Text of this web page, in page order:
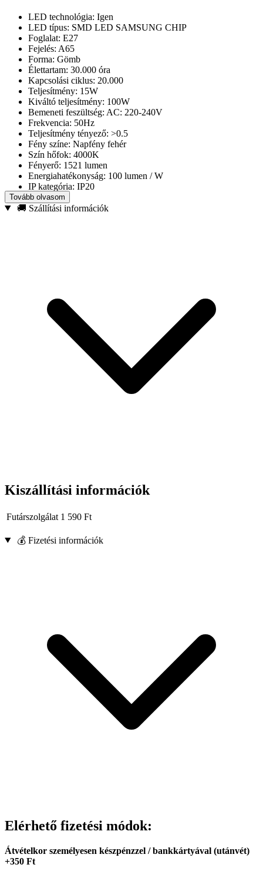
LED technológia: Igen
LED típus: SMD LED SAMSUNG CHIP
Foglalat: E27
Fejelés: A65
Forma: Gömb
Élettartam: 30.000 óra
Kapcsolási ciklus: 20.000
Teljesítmény: 15W
Kiváltó teljesítmény: 100W
Bemeneti feszültség: AC: 220-240V
Frekvencia: 50Hz
Teljesítmény tényező: >0.5
Fény színe: Napfény fehér
Szín hőfok: 4000K
Fényerő: 1521 lumen
Energiahatékonyság: 100 lumen / W
IP kategória: IP20
Szín visszaadási index ( CRI ): >80
Sugárzási szög: 200°
EAN kód: 3800157627733
Termék / doboz: 1 db
Súly / doboz: 88 g
Gyártó: V-TAC
Tovább olvasom
🚚 Szállítási információk
Kiszállítási információk
Futárszolgálat 1 590 Ft
💰 Fizetési információk
Elérhető fizetési módok:
Átvételkor személyesen készpénzzel / bankkártyával (utánvét)
+350 Ft